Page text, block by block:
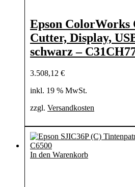
Epson ColorWorks
Cutter, Display,
schwarz –
3.508,12 €
inkl. 19 % MwSt.
zzgl. Versandkosten
In den Warenkorb